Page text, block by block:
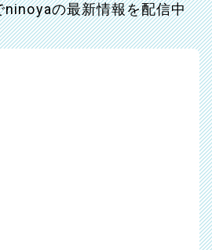
ninoyaの最新情報を配信中